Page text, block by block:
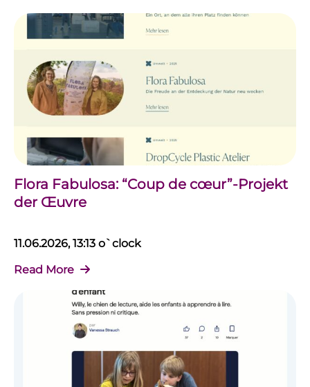
Flora Fabulosa: “Coup de cœur”-Projekt
der Œuvre
11.06.2026, 13:13 o`clock
Read More